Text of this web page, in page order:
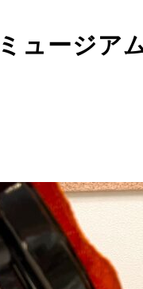
ュージア